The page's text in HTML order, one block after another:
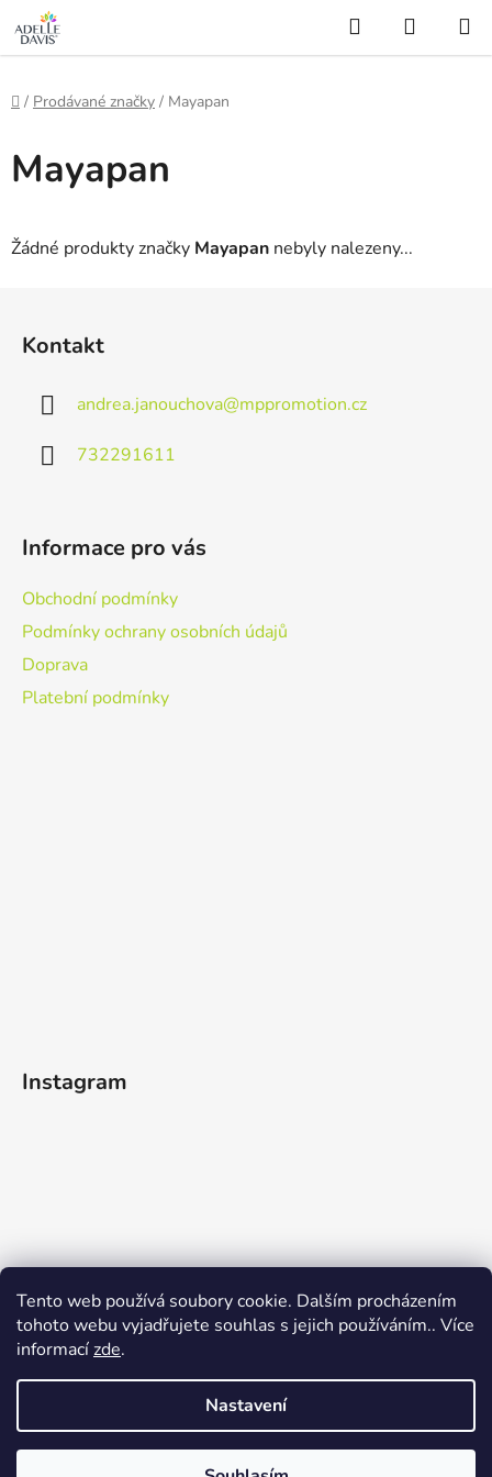
gtag('config', 'AW-16507905706');
Tento web používá soubory cookie. Dalším procházením
tohoto webu vyjadřujete souhlas s jejich používáním.. Více
informacízde.
Nastavení
Přejít
na
Hledat
KOŠÍK
Domů
/ Prodávané značky / Mayapan
Mayapan
Žádné produkty značky Mayapan nebyly nalezeny...
Kontakt
andrea.janouchova@mppromotion.cz
732291611
Informace pro vás
Obchodní podmínky
Podmínky ochrany osobních údajů
Doprava
Platební podmínky
Instagram
Vytvořil Shoptet